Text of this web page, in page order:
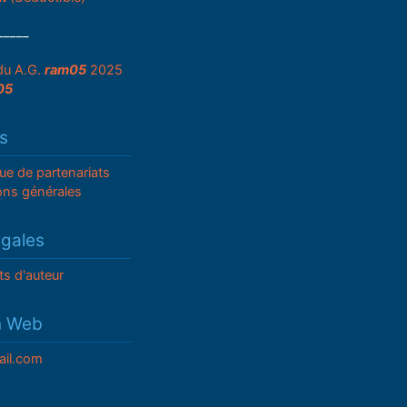
A.G. ram052025
de partenariats
générales
d'auteur
Web